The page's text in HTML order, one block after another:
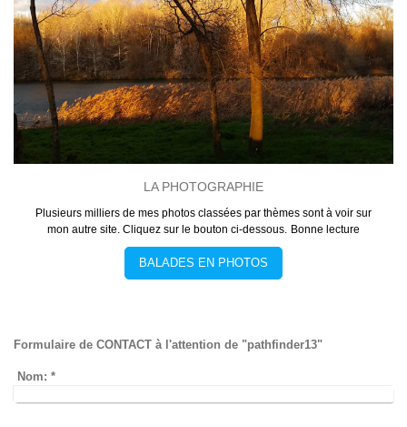
LA PHOTOGRAPHIE
Plusieurs milliers de mes photos classées par thèmes sont à voir sur
mon autre site. Cliquez sur le bouton ci-dessous. Bonne lecture
BALADES EN PHOTOS
Formulaire de CONTACT à l'attention de "pathfinder13"
Nom: *